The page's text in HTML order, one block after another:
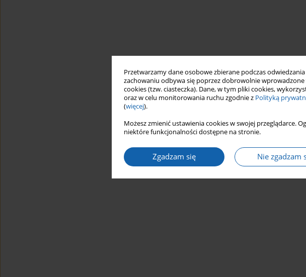
Przetwarzamy dane osobowe zbierane podczas
zachowaniu odbywa się poprzez dobrowolnie
cookies (tzw. ciasteczka). Dane, w tym pliki cookies,
oraz w celu monitorowania ruchu zgodnie z Polityką
(więcej).
Możesz zmienić ustawienia cookies w swojej przeglądarce.
niektóre funkcjonalności dostępne na stronie.
Zgadzam się Nie zgadzam